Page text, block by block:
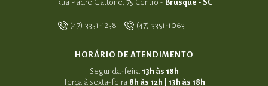
Rua Padre Gattone, 75 Centro - Brusque - SC
(47) 3351-1258 (47) 3351-1063
HORÁRIO DE ATENDIMENTO
Segunda-feira 13h às 18h
Terça à sexta-feira 8h às 12h | 13h às 18h